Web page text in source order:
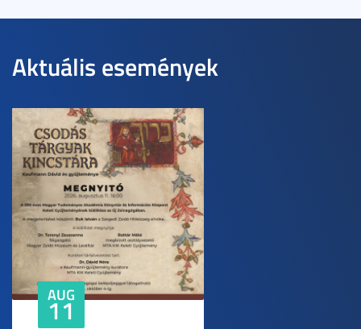
Aktuális események
AUG
11